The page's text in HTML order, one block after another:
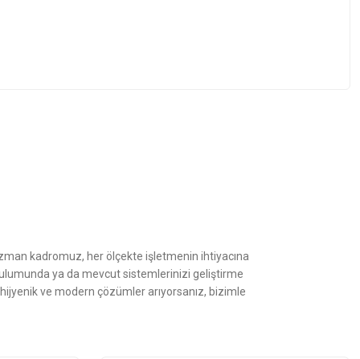
kadromuz, her ölçekte işletmenin ihtiyacına
ya da mevcut sistemlerinizi geliştirme
ve modern çözümler arıyorsanız, bizimle